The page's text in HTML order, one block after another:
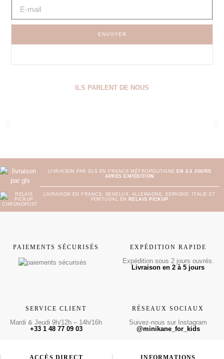
ENVOYER
ILS PARLENT DE NOUS
LIVRAISON PAR GLS EN FRANCE MÉTROPOLITAINE EN 2-3 JOURS
APRÈS EXPÉDITION
LIVRAISON EN FRANCE, BENELUX, ALLEMAGNE, ESPAGNE, ITALIE ET
PORTUGAL EN
RELAIS PICKUP
PAIEMENTS SÉCURISÉS EXPÉDITION RAPIDE
Expédition sous 2 jours ouvrés.
Livraison en 2 à 5 jours
SERVICE CLIENT
Mardi & Jeudi 9h/12h – 14h/16h
+33 1 48 77 09 03
RÉSEAUX SOCIAUX
Suivez-nous sur Instagram
@minikane_for_kids
ACCÈS DIRECT INFORMATIONS